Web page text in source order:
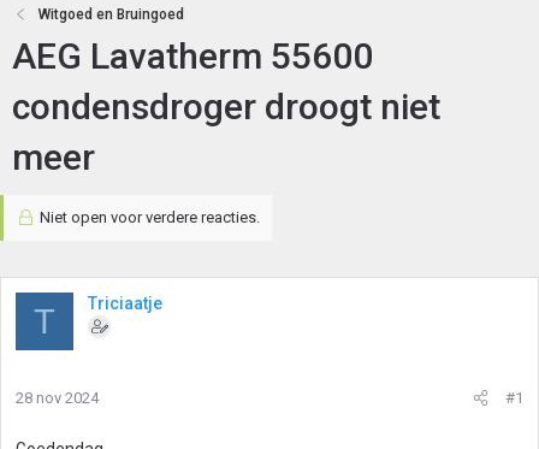
Witgoed en Bruingoed
AEG Lavatherm 55600
condensdroger droogt niet
meer
Niet open voor verdere reacties.
T Triciaatje
28 nov 2024 #1